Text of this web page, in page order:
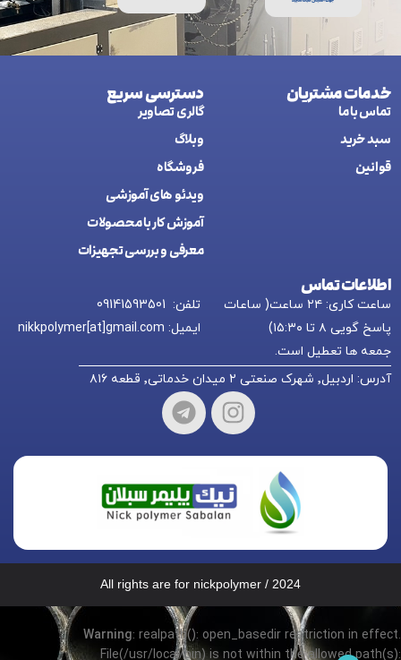
خدمات مشتریان
تماس با ما
سبد خرید
قوانین
دسترسی سریع
گالری تصاویر
وبلاگ
فروشگاه
ويدئو های آموزشی
آموزش کار با محصولات
معرفی و بررسی تجهیزات
اطلاعات تماس
ساعت کاری: ۲۴ ساعت( ساعات
پاسخ گویی ۸ تا ۱۵:۳۰)
جمعه ها تعطیل است.
تلفن: 09141593501
ایمیل: nikkpolymer[at]gmail.com
آدرس: اردبیل٬ شهرک صنعتی ۲ میدان خدماتی٬ قطعه ۸۱۶
All rights are for nickpolymer / 2024
Warning: realpath(): open_basedir restriction in effect.
File(/usr/local/bin) is not within the allowed path(s):